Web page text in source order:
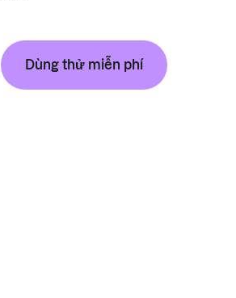
Dùng thử miễn phí